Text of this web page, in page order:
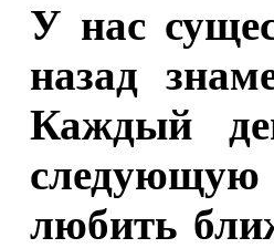
У нас
назад
Каждый
следующую
любить